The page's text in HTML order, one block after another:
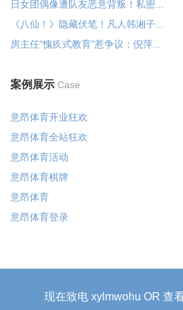
日女团偶像遭队友恶意背叛！私密...
《八仙！》隐藏伏笔！凡人韩湘子...
房主任"愧疚式教育"惹争议：倪萍...
案例展示 Case
意昂体育开业狂欢
意昂体育全站狂欢
意昂体育活动
意昂体育棋牌
意昂体育
意昂体育登录
现在致电 xylmwohu OR 查